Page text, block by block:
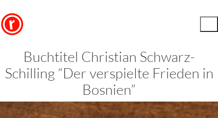
Buchtitel Christian Schwarz-
Schilling “Der verspielte Frieden in
Bosnien”